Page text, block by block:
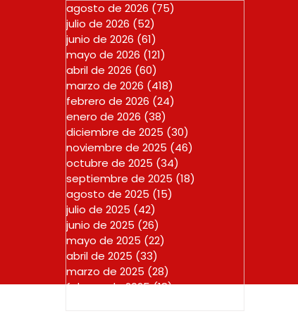
agosto de 2026 (75)
julio de 2026 (52)
junio de 2026 (61)
mayo de 2026 (121)
abril de 2026 (60)
marzo de 2026 (418)
febrero de 2026 (24)
enero de 2026 (38)
diciembre de 2025 (30)
noviembre de 2025 (46)
octubre de 2025 (34)
septiembre de 2025 (18)
agosto de 2025 (15)
julio de 2025 (42)
junio de 2025 (26)
mayo de 2025 (22)
abril de 2025 (33)
marzo de 2025 (28)
febrero de 2025(18)18 entradas